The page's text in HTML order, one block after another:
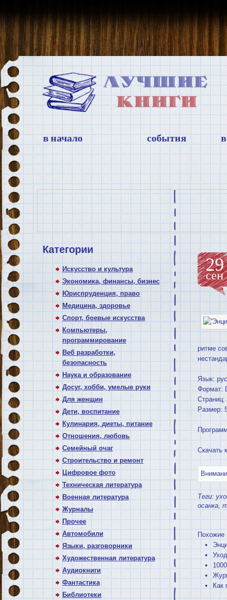
в начало события
Категории
Искусство и культура
Экономика, финансы, бизнес
Юриспруденция, право
Медицина, здоровье
Спорт, боевые искусства
Компьютеры,
программирование
Веб разработки,
безопасность
Наука и образование
Досуг, хобби, умелые руки
Для женщин
Дети, воспитание
Кулинария, диеты, питание
Отношения, любовь
Семейный очаг
Строительство и ремонт
Цифровое фото
Техническая литература
Военная литература
Журналы
Прочее
Автомобили
Языки, разговорники
Художественная литература
Аудиокниги
Фантастика
Библиотеки
29
сен
ритме
Язык:
Формат:
Страниц:
Размер:
Скачать
Теги:
осанка,
Похожие
Как